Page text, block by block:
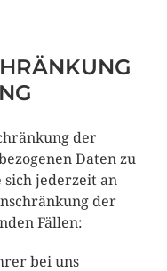
der
Daten zu
sich jederzeit an
der
Fällen:
bei uns